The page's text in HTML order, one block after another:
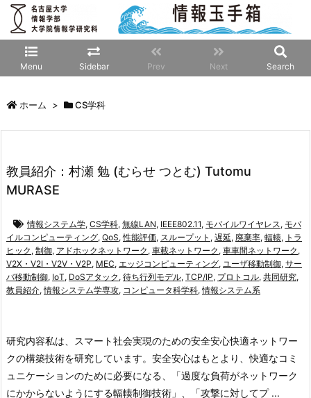
Menu Sidebar Prev Next Search
ホーム > CS学科
教員紹介：村瀬 勉 (むらせ つとむ) Tutomu
MURASE
情報システム学, CS学科, 無線LAN, IEEE802.11, モバイルワイヤレス , モバ
イルコンピューティング, QoS,性能評価, スループット , 遅延, 廃棄率, 輻輳, トラ
ヒック , 制御, アドホックネットワーク , 車載ネットワーク , 車車間ネットワーク ,
V2X・V2I・V2V・V2P, MEC, エッジコンピューティング, ユーザ移動制御, サー
バ移動制御, IoT, DoSアタック , 待ち行列モデル, TCP/IP, プロトコル, 共同研究,
教員紹介,情報システム学専攻, コンピュータ科学科,情報システム系
研究内容私は、スマート社会実現のための安全安心快適ネットワー
クの構築技術を研究しています。安全安心はもとより、快適なコミ
ュニケーションのために必要になる、「過度な負荷がネットワーク
にかからないようにする輻輳制御技術」、「攻撃に対してプ ...